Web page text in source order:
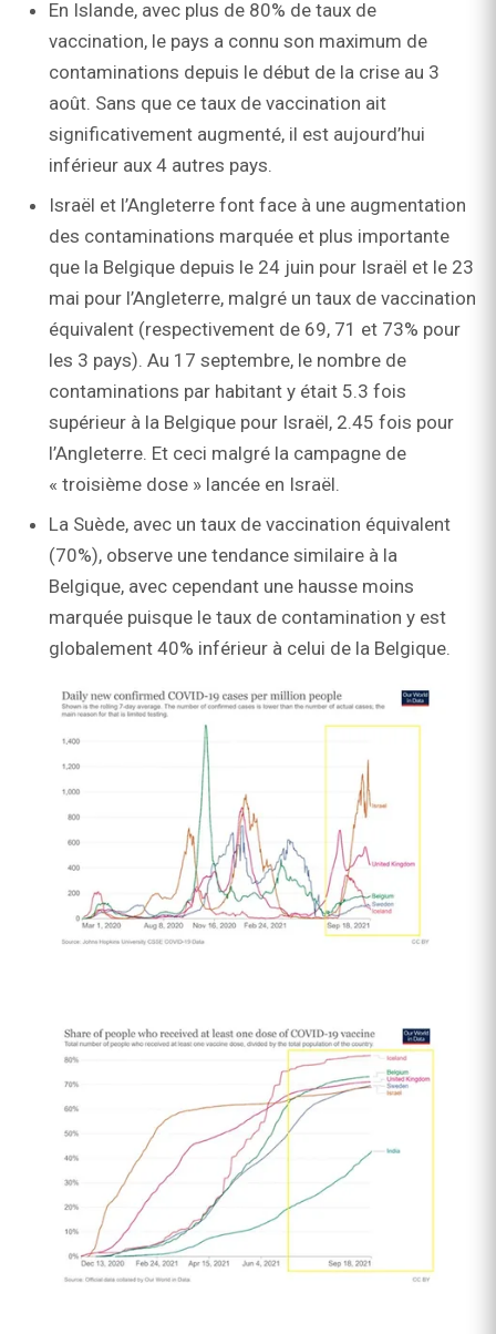
En Islande, avec plus de 80% de taux de
vaccination, le pays a connu son maximum de
contaminations depuis le début de la crise au 3
août. Sans que ce taux de vaccination ait
significativement augmenté, il est aujourd’hui
inférieur aux 4 autres pays.
Israël et l’Angleterre font face à une augmentation
des contaminations marquée et plus importante
que la Belgique depuis le 24 juin pour Israël et le 23
mai pour l’Angleterre, malgré un taux de vaccination
équivalent (respectivement de 69, 71 et 73% pour
les 3 pays). Au 17 septembre, le nombre de
contaminations par habitant y était 5.3 fois
supérieur à la Belgique pour Israël, 2.45 fois pour
l’Angleterre. Et ceci malgré la campagne de
« troisième dose » lancée en Israël.
La Suède, avec un taux de vaccination équivalent
(70%), observe une tendance similaire à la
Belgique, avec cependant une hausse moins
marquée puisque le taux de contamination y est
globalement 40% inférieur à celui de la Belgique.